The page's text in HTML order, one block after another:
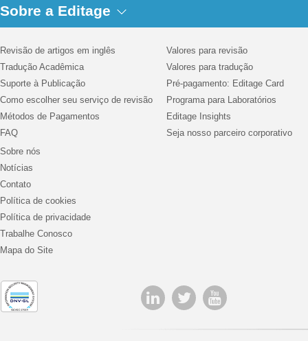
Sobre a Editage
Revisão de artigos em inglês
Tradução Acadêmica
Suporte à Publicação
Como escolher seu serviço de revisão
Métodos de Pagamentos
FAQ
Valores para revisão
Valores para tradução
Pré-pagamento: Editage Card
Programa para Laboratórios
Editage Insights
Seja nosso parceiro corporativo
Sobre nós
Notícias
Contato
Política de cookies
Política de privacidade
Trabalhe Conosco
Mapa do Site